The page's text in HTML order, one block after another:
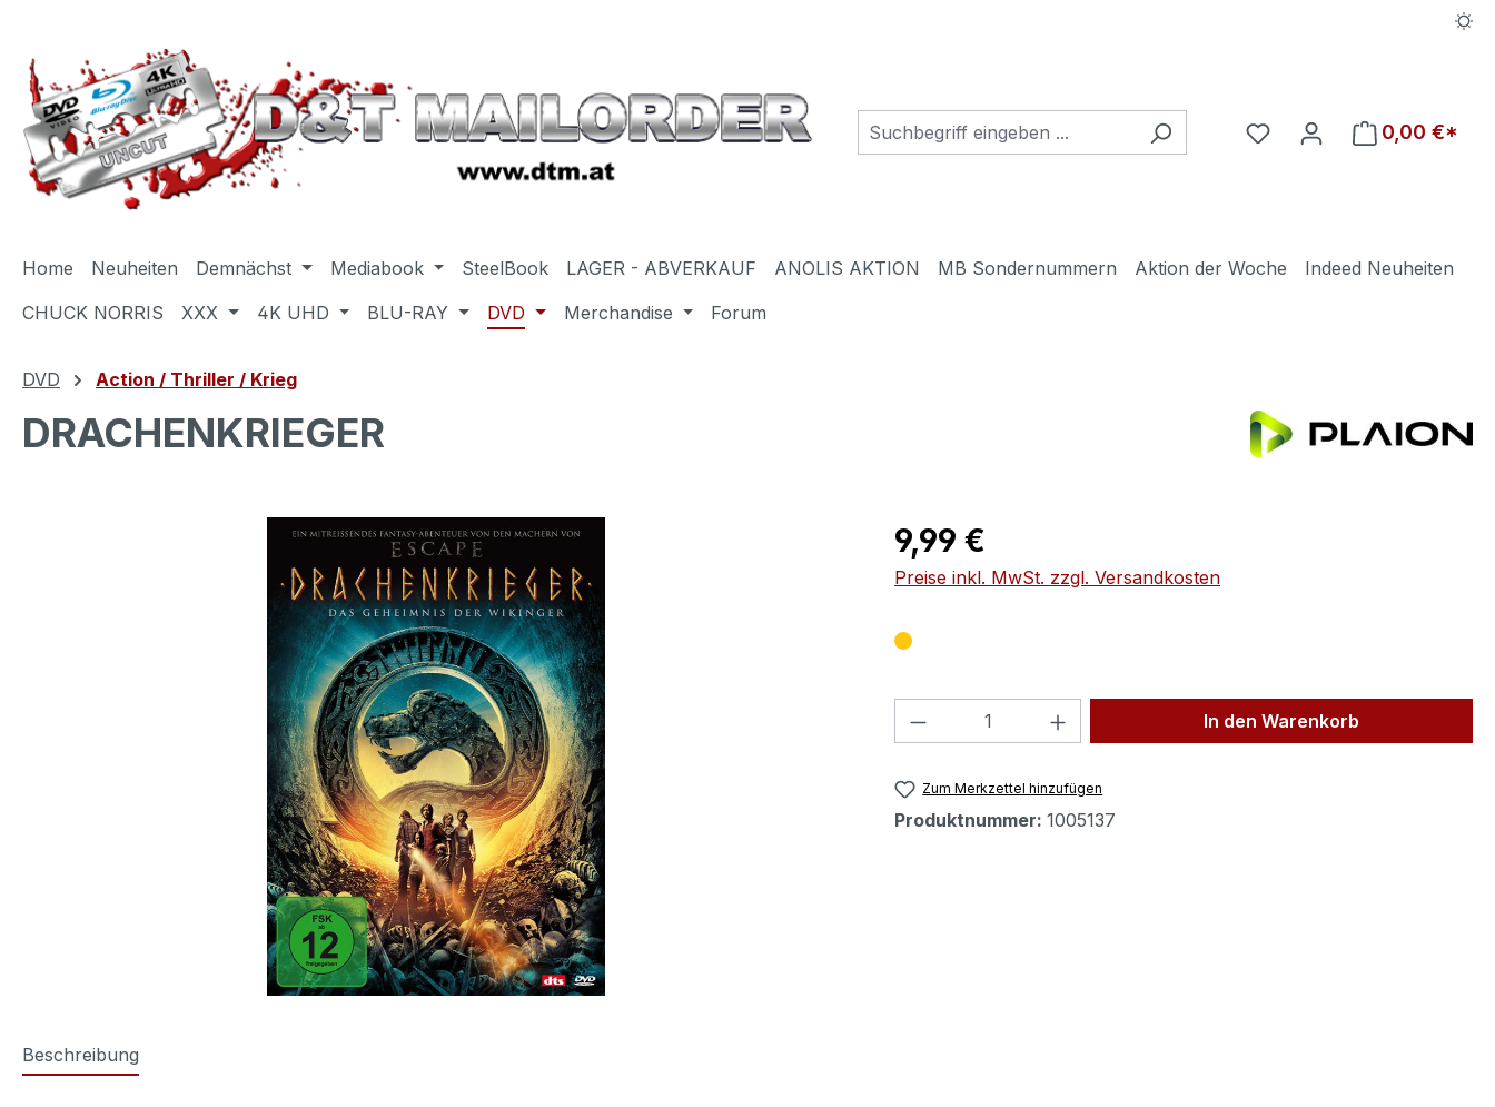
Du hast 0 Produkte auf
0,00 €*
Home Neuheiten Demnächst Mediabook SteelBook LAGER - ABVERKAUF ANOLIS AKTION MB Sondernummern Aktion der Woche
Indeed Neuheiten
CHUCK NORRIS
XXX 4K UHD BLU-RAY DVD Merchandise Forum
DVD Action / Thriller / Krieg
DRACHENKRIEGER
Regulärer Preis:
9,99 €
Preise inkl. MwSt. zzgl. Versandkosten
Produkt Anzahl: Gib den gewünschten Wert
In den Warenkorb
Zum Merkzettel hinzufügen
Produktnummer: 1005137
Beschreibung